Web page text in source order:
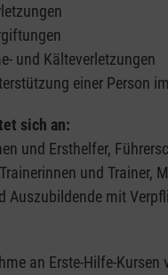
und Kälteverletzungen
einer Person
sich an:
und Ersthelfer,
und Trainer,
Auszubildende mit
an Erste-Hilfe-